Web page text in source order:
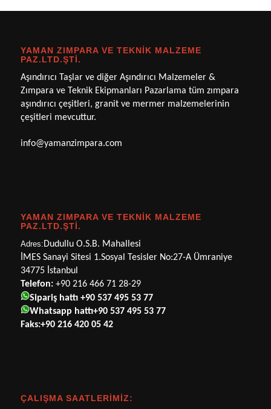
YAMAN ZIMPARA VE TEKNIK MALZEME
PAZ.LTD.ŞTI.
Aşındırıcı Taşlar ve diğer Aşındırıcı Malzemeler &
Zımpara ve Teknik Ekipmanları Pazarlama tüm zımpara
aşındırıcı çeşitleri, granit ve mermer malzemelerinin
çeşitleri mevcuttur.
info@yamanzimpara.com
YAMAN ZIMPARA VE TEKNİK MALZEME
PAZ.LTD.ŞTİ.
Adres:Dudullu O.S.B. Mahallesi
İMES Sanayi Sitesi 1.Sosyal Tesisler No:27-A Ümraniye
34775 İstanbul
Telefon:+90 216 466 71 28-29
Sipariş hattı +90 537 495 53 77
Whatsapp hattı+90 537 495 53 77
Faks:+90 216 420 05 42
ÇALIŞMA SAATLERIMIZ: